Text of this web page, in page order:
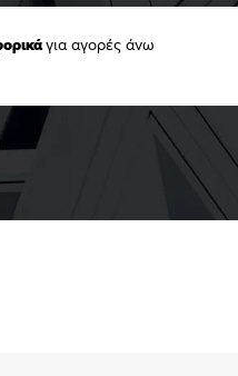
για αγορές άνω